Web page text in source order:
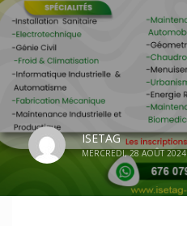
ISETAG
MERCREDI, 28 AOÛT 2024